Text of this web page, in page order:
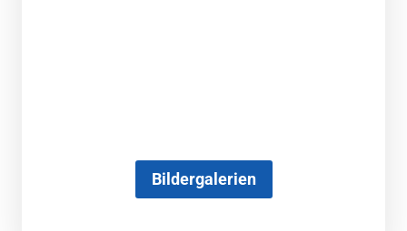
Bildergalerien